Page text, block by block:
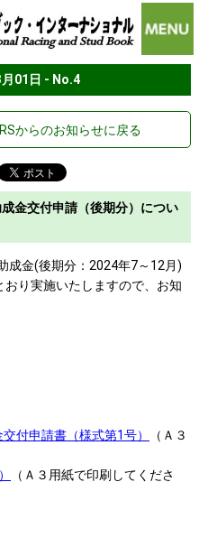
01日 - No.4
からのお知らせに戻る
金交付申請（後期分）につい
成金(後期分：2024年7～12月)
り実施いたしますので、お知
付申請書（様式第1号）
（Ａ３
（Ａ３用紙で印刷してくださ